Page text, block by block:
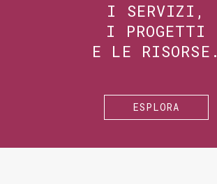
I SERVIZI,
I PROGETTI
E LE RISORSE.
ESPLORA